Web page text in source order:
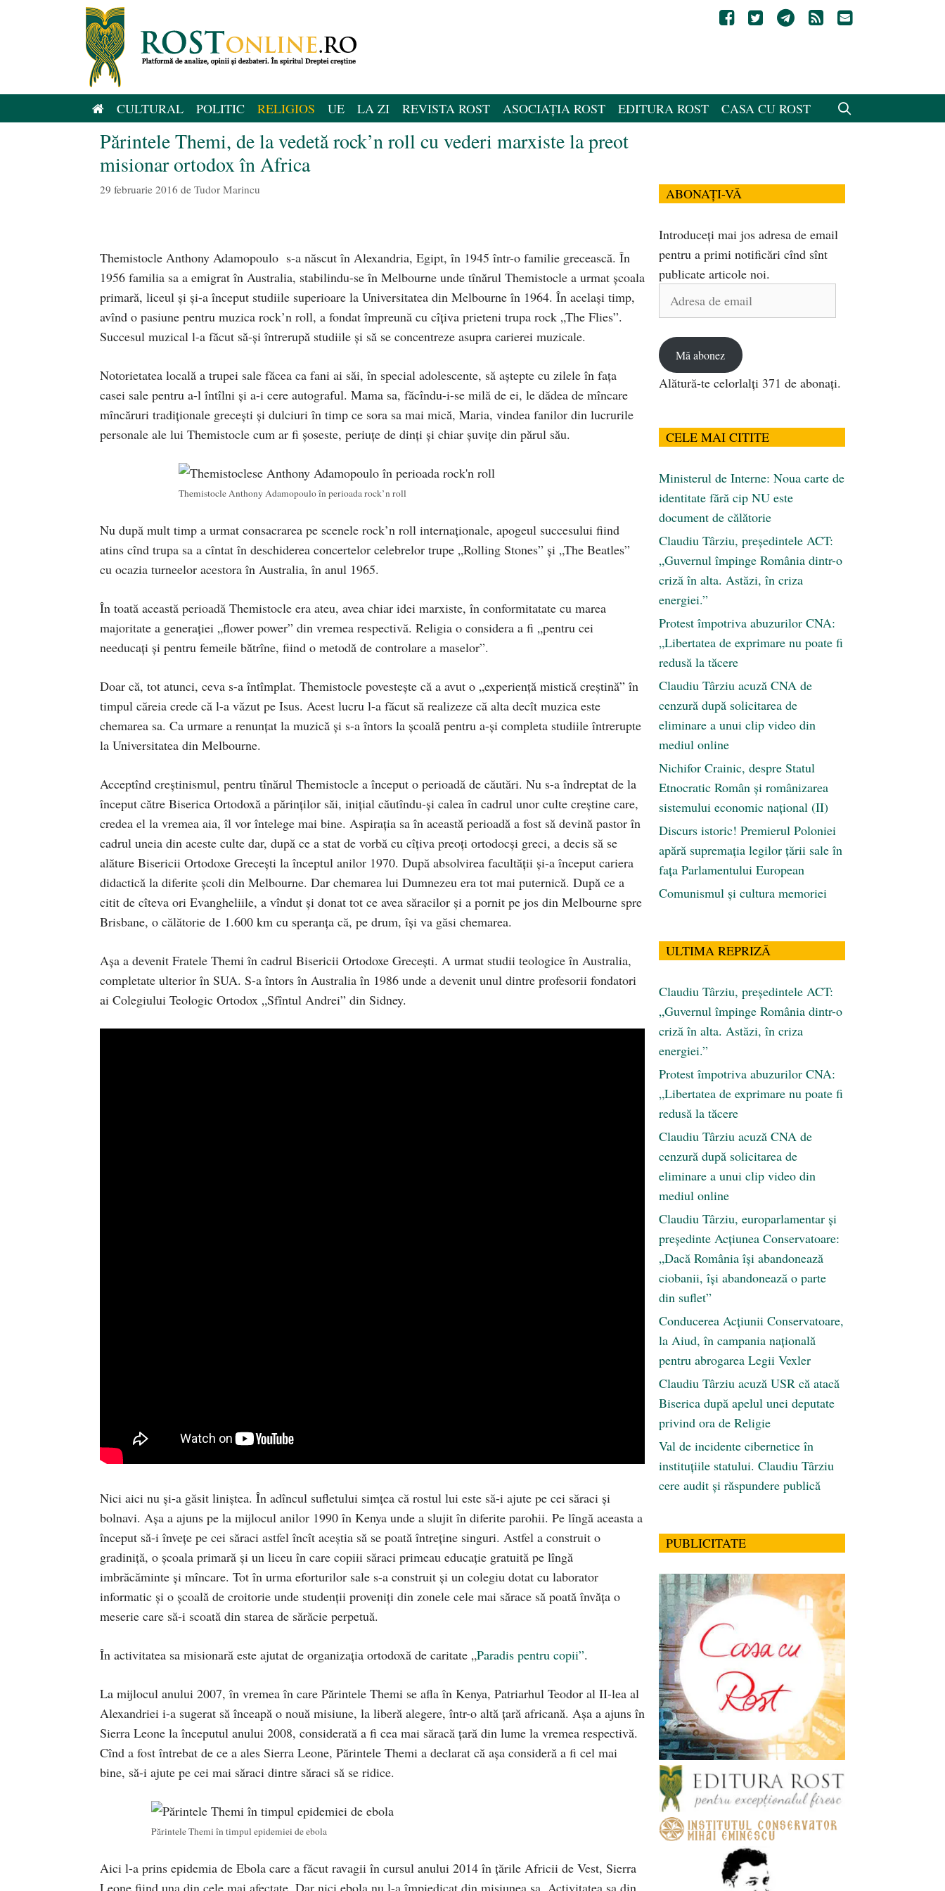
CULTURAL POLITIC RELIGIOS UE LA ZI REVISTA ROST ASOCIAȚIA ROST EDITURA ROST CASA CU ROST
Părintele Themi, de la vedetă rock’n roll cu vederi marxiste la preot
misionar ortodox în Africa
29 februarie 2016 de Tudor Marincu
Themistocle Anthony Adamopoulo s-a născut în Alexandria, Egipt, în 1945 într-o familie grecească. În
1956 familia sa a emigrat în Australia, stabilindu-se în Melbourne unde tînărul Themistocle a urmat școala
primară, liceul și și-a început studiile superioare la Universitatea din Melbourne în 1964. În același timp,
avînd o pasiune pentru muzica rock’n roll, a fondat împreună cu cîțiva prieteni trupa rock „The Flies”.
Succesul muzical l-a făcut să-și întrerupă studiile și să se concentreze asupra carierei muzicale.
Notorietatea locală a trupei sale făcea ca fani ai săi, în special adolescente, să aștepte cu zilele în fața
casei sale pentru a-l întîlni și a-i cere autograful. Mama sa, făcîndu-i-se milă de ei, le dădea de mîncare
mîncăruri tradiționale grecești și dulciuri în timp ce sora sa mai mică, Maria, vindea fanilor din lucrurile
personale ale lui Themistocle cum ar fi șoseste, periuțe de dinți și chiar șuvițe din părul său.
Themistocle Anthony Adamopoulo în perioada rock’n roll
Nu după mult timp a urmat consacrarea pe scenele rock’n roll internaționale, apogeul succesului fiind
atins cînd trupa sa a cîntat în deschiderea concertelor celebrelor trupe „Rolling Stones” și „The Beatles”
cu ocazia turneelor acestora în Australia, în anul 1965.
În toată această perioadă Themistocle era ateu, avea chiar idei marxiste, în conformitatate cu marea
majoritate a generației „flower power” din vremea respectivă. Religia o considera a fi „pentru cei
needucați și pentru femeile bătrîne, fiind o metodă de controlare a maselor”.
Doar că, tot atunci, ceva s-a întîmplat. Themistocle povestește că a avut o „experiență mistică creștină” în
timpul căreia crede că l-a văzut pe Isus. Acest lucru l-a făcut să realizeze că alta decît muzica este
chemarea sa. Ca urmare a renunțat la muzică și s-a întors la școală pentru a-și completa studiile întrerupte
la Universitatea din Melbourne.
Acceptînd creștinismul, pentru tînărul Themistocle a început o perioadă de căutări. Nu s-a îndreptat de la
început către Biserica Ortodoxă a părinților săi, inițial căutîndu-și calea în cadrul unor culte creștine care,
credea el la vremea aia, îl vor întelege mai bine. Aspirația sa în această perioadă a fost să devină pastor în
cadrul uneia din aceste culte dar, după ce a stat de vorbă cu cîțiva preoți ortodocși greci, a decis să se
alăture Bisericii Ortodoxe Grecești la începtul anilor 1970. După absolvirea facultății și-a început cariera
didactică la diferite școli din Melbourne. Dar chemarea lui Dumnezeu era tot mai puternică. După ce a
citit de cîteva ori Evangheliile, a vîndut și donat tot ce avea săracilor și a pornit pe jos din Melbourne spre
Brisbane, o călătorie de 1.600 km cu speranța că, pe drum, își va găsi chemarea.
Așa a devenit Fratele Themi în cadrul Bisericii Ortodoxe Grecești. A urmat studii teologice în Australia,
completate ulterior în SUA. S-a întors în Australia în 1986 unde a devenit unul dintre profesorii fondatori
ai Colegiului Teologic Ortodox „Sfîntul Andrei” din Sidney.
Nici aici nu și-a găsit liniștea. În adîncul sufletului simțea că rostul lui este să-i ajute pe cei săraci și
bolnavi. Așa a ajuns pe la mijlocul anilor 1990 în Kenya unde a slujit în diferite parohii. Pe lîngă aceasta a
început să-i învețe pe cei săraci astfel încît aceștia să se poată întreține singuri. Astfel a construit o
gradiniță, o școala primară și un liceu în care copiii săraci primeau educație gratuită pe lîngă
imbrăcăminte și mîncare. Tot în urma eforturilor sale s-a construit și un colegiu dotat cu laborator
informatic și o școală de croitorie unde studenții proveniți din zonele cele mai sărace să poată învăța o
meserie care să-i scoată din starea de sărăcie perpetuă.
În activitatea sa misionară este ajutat de organizația ortodoxă de caritate „Paradis pentru copii”.
La mijlocul anului 2007, în vremea în care Părintele Themi se afla în Kenya, Patriarhul Teodor al II-lea al
Alexandriei i-a sugerat să înceapă o nouă misiune, la liberă alegere, într-o altă țară africană. Așa a ajuns în
Sierra Leone la începutul anului 2008, considerată a fi cea mai săracă țară din lume la vremea respectivă.
Cînd a fost întrebat de ce a ales Sierra Leone, Părintele Themi a declarat că așa consideră a fi cel mai
bine, să-i ajute pe cei mai săraci dintre săraci să se ridice.
Părintele Themi în timpul epidemiei de ebola
Aici l-a prins epidemia de Ebola care a făcut ravagii în cursul anului 2014 în țările Africii de Vest, Sierra
Leone fiind una din cele mai afectate. Dar nici ebola nu l-a împiedicat din misiunea sa. Activitatea sa din
ABONAȚI-VĂ
Introduceți mai jos adresa de email
pentru a primi notificări cînd sînt
publicate articole noi.
Adresa
Mă abonez
Alătură-te celorlalți 371 de abonați.
CELE MAI CITITE
Ministerul de Interne: Noua carte de
identitate fără cip NU este
document de călătorie
Claudiu Târziu, președintele ACT:
„Guvernul împinge România dintr-o
criză în alta. Astăzi, în criza
energiei.”
Protest împotriva abuzurilor CNA:
„Libertatea de exprimare nu poate fi
redusă la tăcere
Claudiu Târziu acuză CNA de
cenzură după solicitarea de
eliminare a unui clip video din
mediul online
Nichifor Crainic, despre Statul
Etnocratic Român şi românizarea
sistemului economic naţional (II)
Discurs istoric! Premierul Poloniei
apără supremația legilor țării sale în
fața Parlamentului European
Comunismul şi cultura memoriei
ULTIMA REPRIZĂ
Claudiu Târziu, președintele ACT:
„Guvernul împinge România dintr-o
criză în alta. Astăzi, în criza
energiei.”
Protest împotriva abuzurilor CNA:
„Libertatea de exprimare nu poate fi
redusă la tăcere
Claudiu Târziu acuză CNA de
cenzură după solicitarea de
eliminare a unui clip video din
mediul online
Claudiu Târziu, europarlamentar și
președinte Acțiunea Conservatoare:
„Dacă România își abandonează
ciobanii, își abandonează o parte
din suflet”
Conducerea Acțiunii Conservatoare,
la Aiud, în campania națională
pentru abrogarea Legii Vexler
Claudiu Târziu acuză USR că atacă
Biserica după apelul unei deputate
privind ora de Religie
Val de incidente cibernetice în
instituțiile statului. Claudiu Târziu
cere audit și răspundere publică
PUBLICITATE